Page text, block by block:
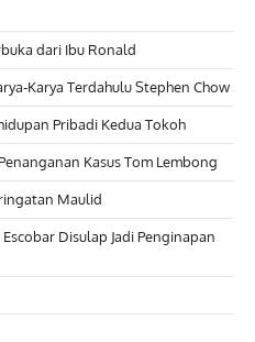
dari Ibu Ronald
Karya Terdahulu Stephen Chow
Pribadi Kedua Tokoh
Kasus Tom Lembong
Maulid
Disulap Jadi Penginapan